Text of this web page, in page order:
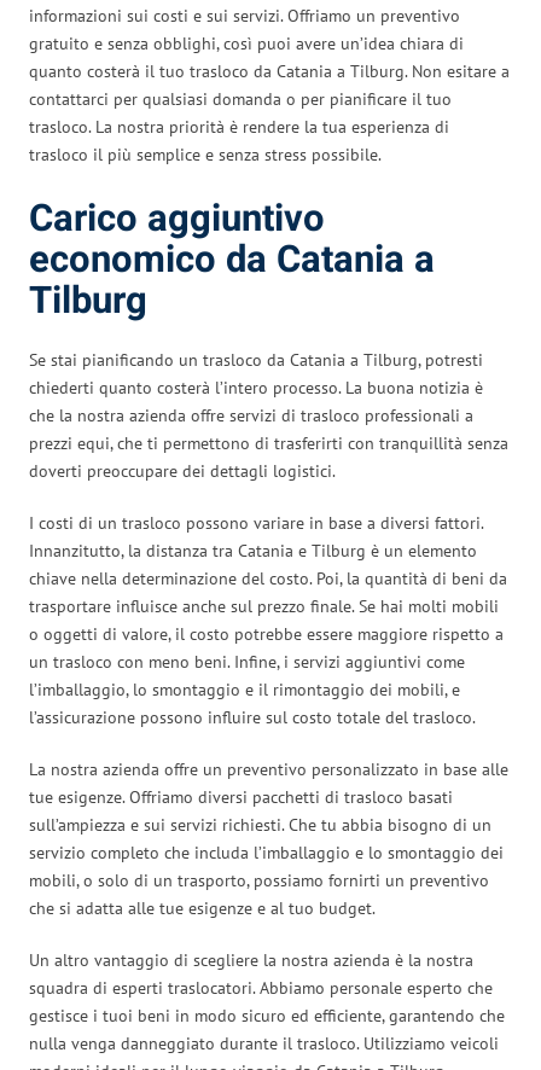
informazioni sui costi e sui servizi. Offriamo un preventivo
gratuito e senza obblighi, così puoi avere un’idea chiara di
quanto costerà il tuo trasloco da Catania a Tilburg. Non esitare a
contattarci per qualsiasi domanda o per pianificare il tuo
trasloco. La nostra priorità è rendere la tua esperienza di
trasloco il più semplice e senza stress possibile.
Carico aggiuntivo
economico da Catania a
Tilburg
Se stai pianificando un trasloco da Catania a Tilburg, potresti
chiederti quanto costerà l’intero processo. La buona notizia è
che la nostra azienda offre servizi di trasloco professionali a
prezzi equi, che ti permettono di trasferirti con tranquillità senza
doverti preoccupare dei dettagli logistici.
I costi di un trasloco possono variare in base a diversi fattori.
Innanzitutto, la distanza tra Catania e Tilburg è un elemento
chiave nella determinazione del costo. Poi, la quantità di beni da
trasportare influisce anche sul prezzo finale. Se hai molti mobili
o oggetti di valore, il costo potrebbe essere maggiore rispetto a
un trasloco con meno beni. Infine, i servizi aggiuntivi come
l’imballaggio, lo smontaggio e il rimontaggio dei mobili, e
l’assicurazione possono influire sul costo totale del trasloco.
La nostra azienda offre un preventivo personalizzato in base alle
tue esigenze. Offriamo diversi pacchetti di trasloco basati
sull’ampiezza e sui servizi richiesti. Che tu abbia bisogno di un
servizio completo che includa l’imballaggio e lo smontaggio dei
mobili, o solo di un trasporto, possiamo fornirti un preventivo
che si adatta alle tue esigenze e al tuo budget.
Un altro vantaggio di scegliere la nostra azienda è la nostra
squadra di esperti traslocatori. Abbiamo personale esperto che
gestisce i tuoi beni in modo sicuro ed efficiente, garantendo che
nulla venga danneggiato durante il trasloco. Utilizziamo veicoli